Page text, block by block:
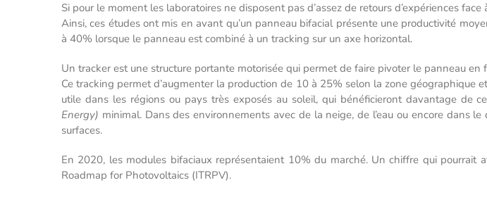
Si pour le moment les laboratoires ne disposent pas d’assez de retours d’expériences
Ainsi, ces études ont mis en avant qu’un panneau bifacial présente une productivité
à 40% lorsque le panneau est combiné à un tracking sur un axe horizontal.
Un tracker est une structure portante motorisée qui permet de faire pivoter le panneau
Ce tracking permet d’augmenter la production de 10 à 25% selon la zone
utile dans les régions ou pays très exposés au soleil, qui bénéficieront davantage de
Energy) minimal. Dans des environnements avec de la neige, de l’eau ou encore dans
surfaces.
En 2020, les modules bifaciaux représentaient 10% du marché. Un chiffre qui pourrait
Roadmap for Photovoltaics (ITRPV).